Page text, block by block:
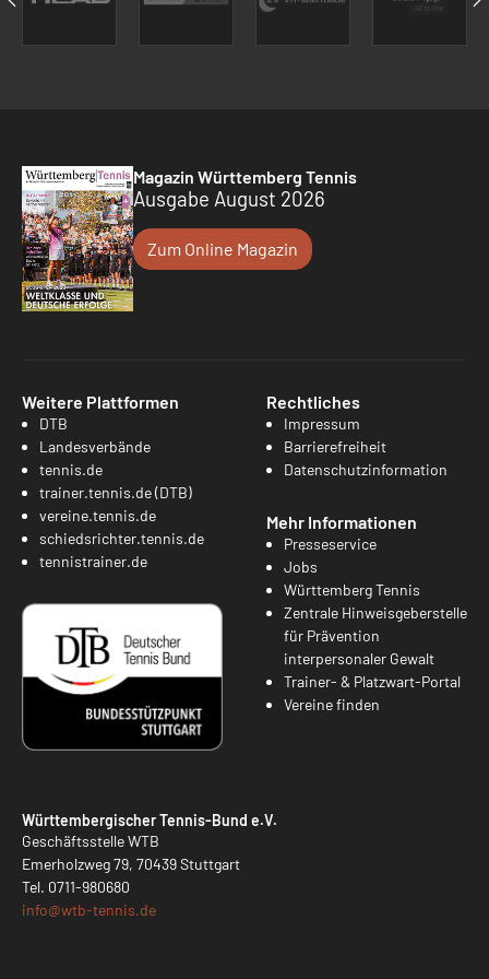
Magazin Württemberg Tennis
Ausgabe August 2026
Zum Online Magazin
Weitere Plattformen
DTB
Landesverbände
tennis.de
trainer.tennis.de (DTB)
vereine.tennis.de
schiedsrichter.tennis.de
tennistrainer.de
Rechtliches
Impressum
Barrierefreiheit
Datenschutzinformation
Mehr Informationen
Presseservice
Jobs
Württemberg Tennis
Zentrale Hinweisgeberstelle
für Prävention
interpersonaler Gewalt
Trainer- & Platzwart-Portal
Vereine finden
Württembergischer Tennis-Bund e.V.
Geschäftsstelle WTB
Emerholzweg 79, 70439 Stuttgart
Tel. 0711-980680
info@wtb-tennis.de